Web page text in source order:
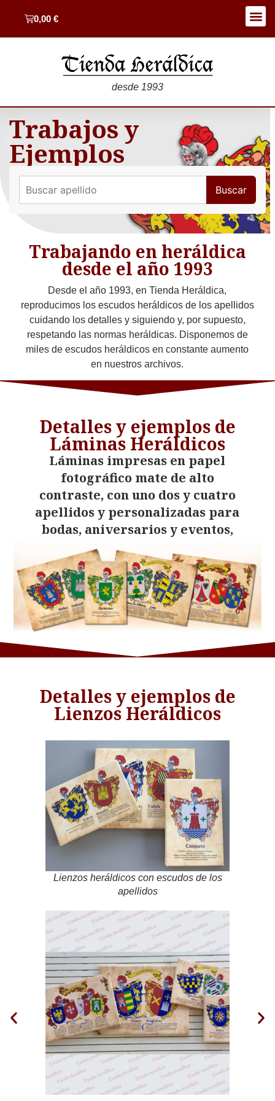
0,00 €
desde 1993
Trabajos y
Ejemplos
Buscar
Trabajando en heráldica
desde el año 1993
Desde el año 1993, en Tienda Heráldica,
reproducimos los escudos heráldicos de los apellidos
cuidando los detalles y siguiendo y, por supuesto,
respetando las normas heráldicas. Disponemos de
miles de escudos heráldicos en constante aumento
en nuestros archivos.
Detalles y ejemplos de
Láminas Heráldicos
Láminas impresas en papel
fotográfico mate de alto
contraste, con uno dos y cuatro
apellidos y personalizadas para
bodas, aniversarios y eventos,
Detalles y ejemplos de
Lienzos Heráldicos
Lienzos heráldicos con escudos de los
apellidos